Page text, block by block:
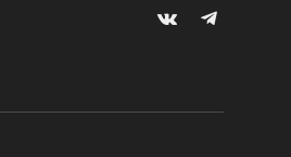
VKontakteTelegram